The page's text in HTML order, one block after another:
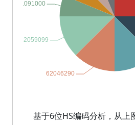
基于6位HS编码分析，从上